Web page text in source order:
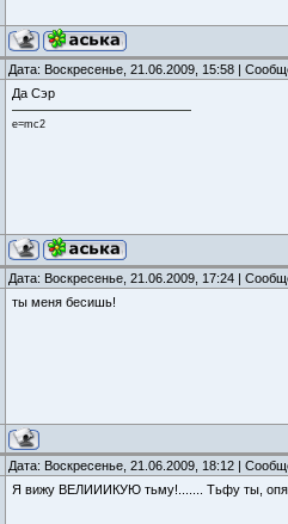
Дата: Воскресенье, 21.06.2009, 15:58 |
Да Сэр
e=mc2
Дата: Воскресенье, 21.06.2009, 17:24 |
ты меня бесишь!
Дата: Воскресенье, 21.06.2009, 18:12 |
Я вижу ВЕЛИИИКУЮ тьму!....... Тьфу ты,